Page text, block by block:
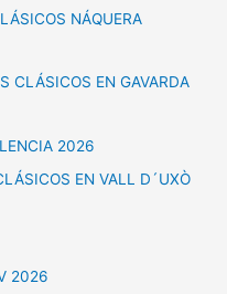
NÁQUERA
CLÁSICOS EN GAVARDA
2026
EN VALL D´UXÒ
2026